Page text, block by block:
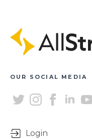
OUR SOCIAL MEDIA
Login